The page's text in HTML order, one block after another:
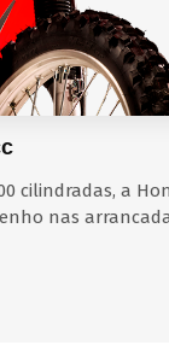
cilindradas, a
nas